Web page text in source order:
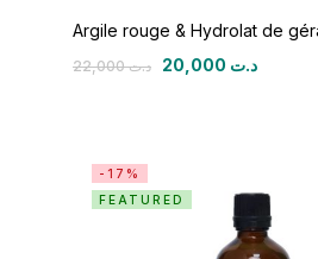
Argile rouge & Hydrolat de
د.ت22,000 د.ت
-17%
FEATURED